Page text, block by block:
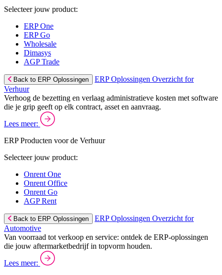
Selecteer jouw product:
ERP One
ERP Go
Wholesale
Dimasys
AGP Trade
Back to ERP Oplossingen
ERP Oplossingen Overzicht for
Verhuur
Verhoog de bezetting en verlaag administratieve kosten met software
die je grip geeft op elk contract, asset en aanvraag.
Lees meer:
ERP Producten voor de Verhuur
Selecteer jouw product:
Onrent One
Onrent Office
Onrent Go
AGP Rent
Back to ERP Oplossingen
ERP Oplossingen Overzicht for
Automotive
Van voorraad tot verkoop en service: ontdek de ERP-oplossingen
die jouw aftermarketbedrijf in topvorm houden.
Lees meer: